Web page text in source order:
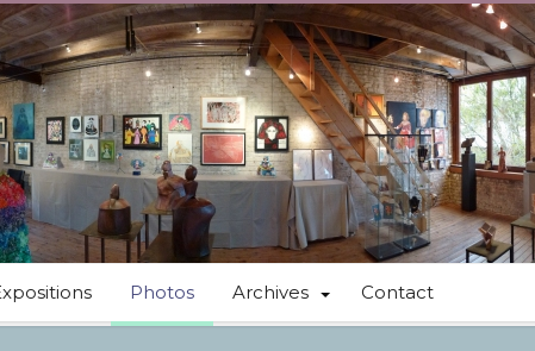
Photos Archives Contact